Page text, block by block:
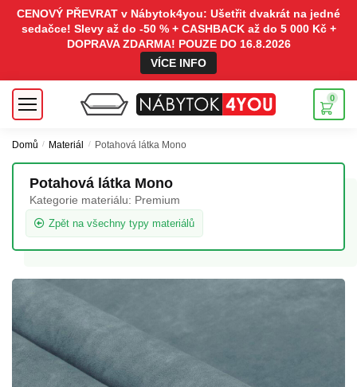
CENOVÝ PŘEVRAT v Nábytok4you: Ušetřit dvakrát na jedné
sedačce! Slevy až do -50 % + CASHBACK až do 5 000 Kč +
DOPRAVA ZDARMA! POUZE DO 16.8.2026
VÍCE INFO
0
Domů / Materiál / Potahová látka Mono
Potahová látka Mono
Kategorie materiálu: Premium
Zpět na všechny typy materiálů